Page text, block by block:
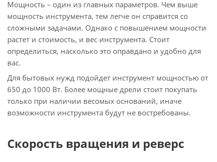
Мощность – один из главных параметров. Чем выше
мощность инструмента, тем легче он справится со
сложными задачами. Однако с повышением мощности
растет и стоимость, и вес инструмента. Стоит
определиться, насколько это оправдано и удобно для
вас.
Для бытовых нужд подойдет инструмент мощностью от
650 до 1000 Вт. Более мощные дрели стоит покупать
только при наличии весомых оснований, иначе
возможности инструмента будут не востребованы.
Скорость вращения и реверс